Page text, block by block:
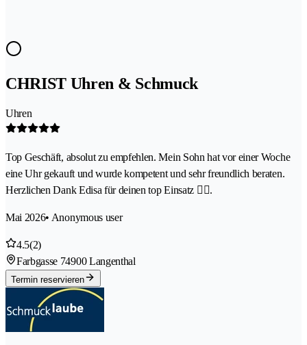
CHRIST Uhren & Schmuck
Uhren
Top Geschäft, absolut zu empfehlen. Mein Sohn hat vor einer Woche
eine Uhr gekauft und wurde kompetent und sehr freundlich beraten.
Herzlichen Dank Edisa für deinen top Einsatz 👍🏼.
Mai 2026• Anonymous user
4.5(2)
Farbgasse 74900 Langenthal
Termin reservieren